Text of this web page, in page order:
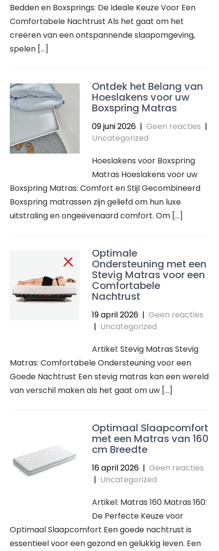
Bedden en Boxsprings: De Ideale Keuze Voor Een
Comfortabele Nachtrust Als het gaat om het
creëren van een ontspannende slaapomgeving,
spelen […]
Ontdek het Belang van
Hoeslakens voor uw
Boxspring Matras
09 juni 2026 | Geen reacties |
Uncategorized
Hoeslakens voor Boxspring
Matras Hoeslakens voor uw
Boxspring Matras: Comfort en Stijl Gecombineerd
Boxspring matrassen zijn geliefd om hun luxe
uitstraling en ongeëvenaard comfort. Om […]
Optimale
Ondersteuning met een
Stevig Matras voor een
Comfortabele
Nachtrust
19 april 2026 | Geen reacties
| Uncategorized
Artikel: Stevig Matras Stevig
Matras: Comfortabele Ondersteuning voor een
Goede Nachtrust Een stevig matras kan een wereld
van verschil maken als het gaat om uw […]
Optimaal Slaapcomfort
met een Matras van 160
cm Breedte
16 april 2026 | Geen reacties
| Uncategorized
Artikel: Matras 160 Matras 160:
De Perfecte Keuze voor
Optimaal Slaapcomfort Een goede nachtrust is
essentieel voor een gezond en gelukkig leven. Een